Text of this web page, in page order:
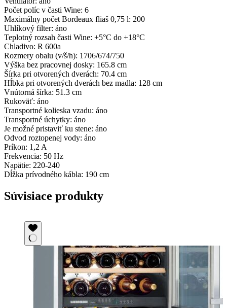
Počet políc v časti Wine: 6
Maximálny počet Bordeaux fliaš 0,75 l: 200
Uhlíkový filter: áno
Teplotný rozsah časti Wine: +5°C do +18°C
Chladivo: R 600a
Rozmery obalu (v/š/h): 1706/674/750
Výška bez pracovnej dosky: 165.8 cm
Šírka pri otvorených dverách: 70.4 cm
Hĺbka pri otvorených dverách bez madla: 128 cm
Vnútorná šírka: 51.3 cm
Rukoväť: áno
Transportné kolieska vzadu: áno
Transportné úchytky: áno
Je možné pristaviť ku stene: áno
Odvod roztopenej vody: áno
Príkon: 1,2 A
Frekvencia: 50 Hz
Napätie: 220-240
Dĺžka prívodného kábla: 190 cm
Súvisiace produkty